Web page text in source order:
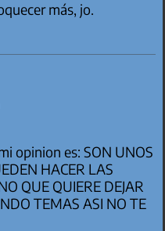
más, jo.
opinion es: SON UNOS
HACER LAS
QUE QUIERE DEJAR
TEMAS ASI NO TE